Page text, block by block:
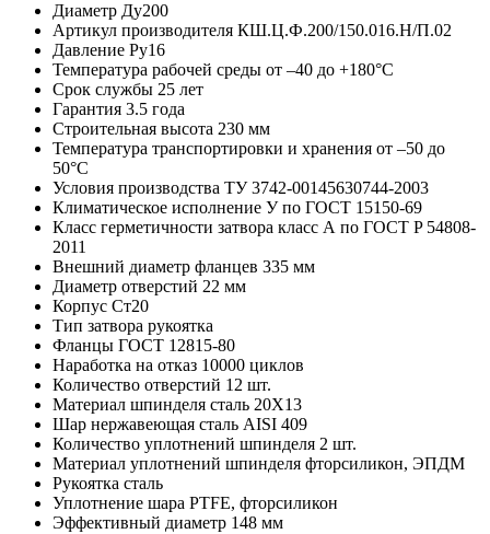
Диаметр Ду200
Артикул производителя КШ.Ц.Ф.200/150.016.Н/П.02
Давление Ру16
Температура рабочей среды от –40 до +180°C
Срок службы 25 лет
Гарантия 3.5 года
Строительная высота 230 мм
Температура транспортировки и хранения от –50 до
50°C
Условия производства ТУ 3742-00145630744-2003
Климатическое исполнение У по ГОСТ 15150-69
Класс герметичности затвора класс А по ГОСТ P 54808-
2011
Внешний диаметр фланцев 335 мм
Диаметр отверстий 22 мм
Корпус Ст20
Тип затвора рукоятка
Фланцы ГОСТ 12815-80
Наработка на отказ 10000 циклов
Количество отверстий 12 шт.
Материал шпинделя сталь 20Х13
Шар нержавеющая сталь AISI 409
Количество уплотнений шпинделя 2 шт.
Материал уплотнений шпинделя фторсиликон, ЭПДМ
Рукоятка сталь
Уплотнение шара PTFE, фторсиликон
Эффективный диаметр 148 мм